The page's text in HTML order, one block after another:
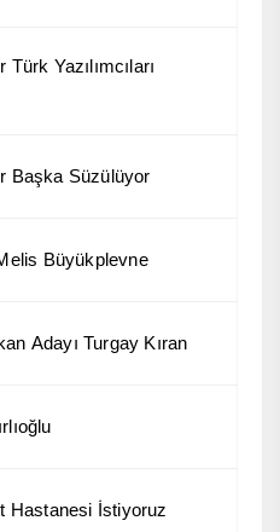
Yazılımcıları
Başka Süzülüyor
Büyükplevne
Adayı Turgay Kıran
Hastanesi İstiyoruz